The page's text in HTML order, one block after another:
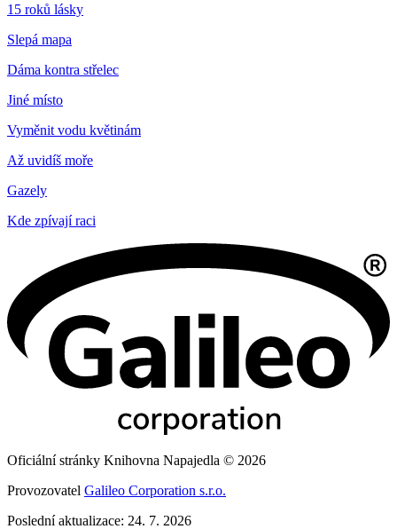
15 roků lásky
Slepá mapa
Dáma kontra střelec
Jiné místo
Vyměnit vodu květinám
Až uvidíš moře
Gazely
Kde zpívají raci
Oficiální stránky Knihovna Napajedla © 2026
Provozovatel Galileo Corporation s.r.o.
Poslední aktualizace: 24. 7. 2026